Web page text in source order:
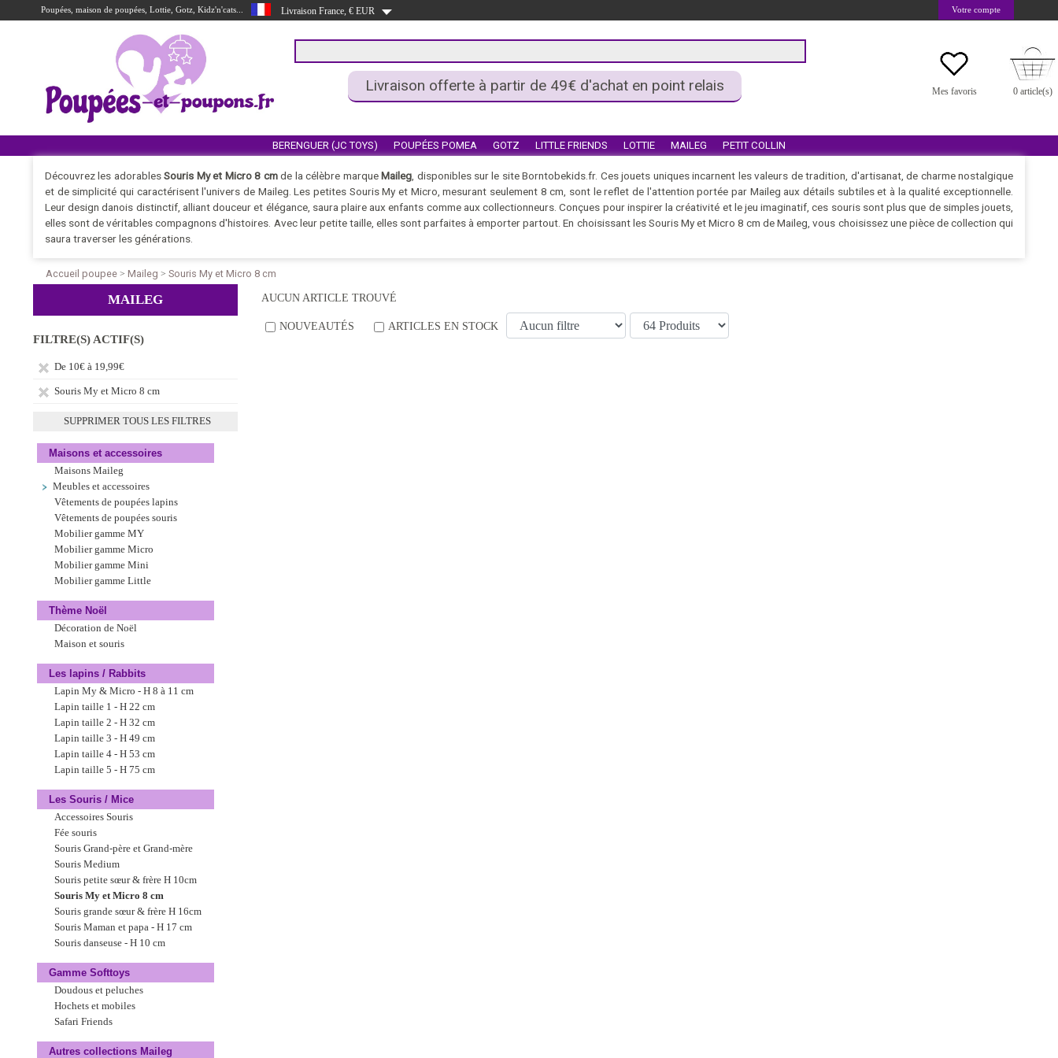
Poupées, maison de poupées, Lottie, Gotz, Kidz'n'cats... Livraison France, € EUR Votre compte
Livraison offerte à partir de 49€ d'achat en point relais Mes favoris 0 article(s)
BERENGUER (JC TOYS) POUPÉES POMEA GOTZ LITTLE FRIENDS LOTTIE MAILEG PETIT COLLIN
Découvrez les adorablesSouris My et Micro 8 cmde la célèbre marqueMaileg , disponibles sur le site Borntobekids.fr. Ces jouets uniques incarnent les valeurs de tradition, d'artisanat, de charme nostalgique
et de simplicité qui caractérisent l'univers de Maileg. Les petites Souris My et Micro, mesurant seulement 8 cm, sont le reflet de l'attention portée par Maileg aux détails subtiles et à la qualité exceptionnelle.
Leur design danois distinctif, alliant douceur et élégance, saura plaire aux enfants comme aux collectionneurs. Conçues pour inspirer la créativité et le jeu imaginatif, ces souris sont plus que de simples jouets,
elles sont de véritables compagnons d'histoires. Avec leur petite taille, elles sont parfaites à emporter partout. En choisissant les Souris My et Micro 8 cm de Maileg, vous choisissez une pièce de collection qui
saura traverser les générations.
Accueil poupee > Maileg > Souris My et Micro 8 cm
MAILEG
FILTRE(S) ACTIF(S)
De 10€ à 19,99€
Souris My et Micro 8 cm
SUPPRIMER TOUS LES FILTRES
Maisons et accessoires
Maisons Maileg
Meubles et accessoires
Vêtements de poupées lapins
Vêtements de poupées souris
Mobilier gamme MY
Mobilier gamme Micro
Mobilier gamme Mini
Mobilier gamme Little
Thème Noël
Décoration de Noël
Maison et souris
Les lapins / Rabbits
Lapin My & Micro - H 8 à 11 cm
Lapin taille 1 - H 22 cm
Lapin taille 2 - H 32 cm
Lapin taille 3 - H 49 cm
Lapin taille 4 - H 53 cm
Lapin taille 5 - H 75 cm
Les Souris / Mice
Accessoires Souris
Fée souris
Souris Grand-père et Grand-mère
Souris Medium
Souris petite sœur & frère H 10cm
Souris My et Micro 8 cm
Souris grande sœur & frère H 16cm
Souris Maman et papa - H 17 cm
Souris danseuse - H 10 cm
Gamme Softtoys
Doudous et peluches
Hochets et mobiles
Safari Friends
Autres collections Maileg
AUCUN ARTICLE TROUVÉ
NOUVEAUTÉS ARTICLES EN STOCK